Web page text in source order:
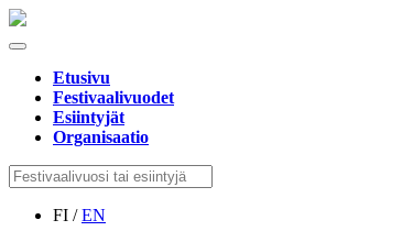
Etusivu
Festivaalivuodet
Esiintyjät
Organisaatio
FI /EN